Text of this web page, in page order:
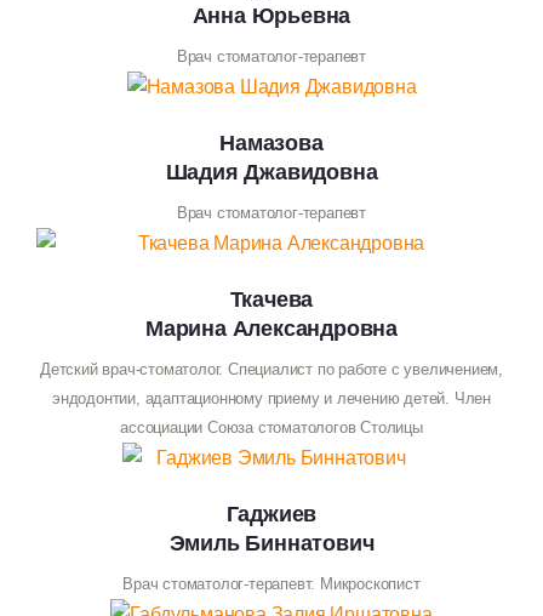
Анна Юрьевна
Врач стоматолог-терапевт
Намазова
Шадия Джавидовна
Врач стоматолог-терапевт
Ткачева
Марина Александровна
Детский врач-стоматолог. Специалист по работе с увеличением,
эндодонтии, адаптационному приему и лечению детей. Член
ассоциации Союза стоматологов Столицы
Гаджиев
Эмиль Биннатович
Врач стоматолог-терапевт. Микроскопист